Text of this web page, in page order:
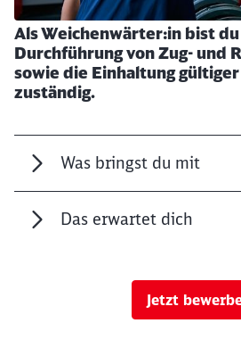
Als Weichenwärter:in bist
Durchführung von Zug- und
sowie die Einhaltung
zuständig.
Was bringst du mit
Das erwartet dich
Jetzt